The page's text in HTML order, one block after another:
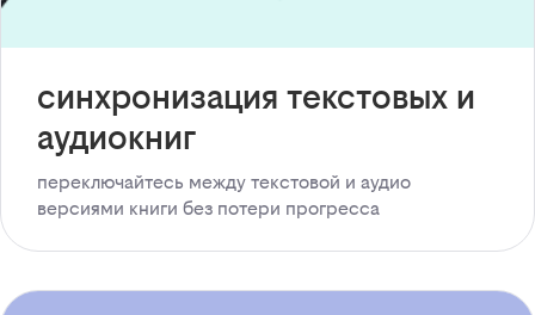
синхронизация текстовых и
аудиокниг
переключайтесь между текстовой и аудио
версиями книги без потери прогресса